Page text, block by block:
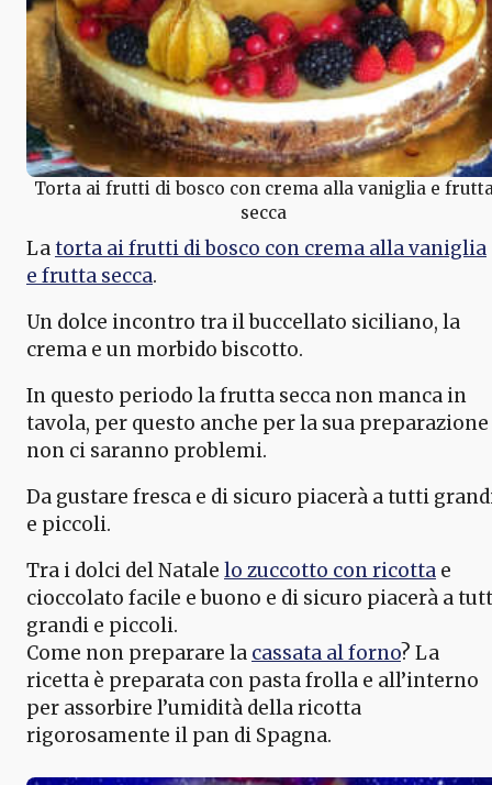
Torta ai frutti di bosco con crema alla vaniglia e
secca
Latorta ai frutti di bosco con crema alla vaniglia
e frutta secca.
Un dolce incontro tra il buccellato siciliano, la
crema e un morbido biscotto.
In questo periodo la frutta secca non manca in
tavola, per questo anche per la sua preparazione
non ci saranno problemi.
Da gustare fresca e di sicuro piacerà a tutti
e piccoli.
Tra i dolci del Natale lo zuccotto con ricotta e
cioccolato facile e buono e di sicuro piacerà a
grandi e piccoli.
Come non preparare la cassata al forno? La
ricetta è preparata con pasta frolla e all’interno
per assorbire l’umidità della ricotta
rigorosamente il pan di Spagna.